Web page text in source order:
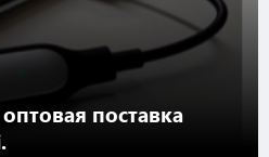
поставка